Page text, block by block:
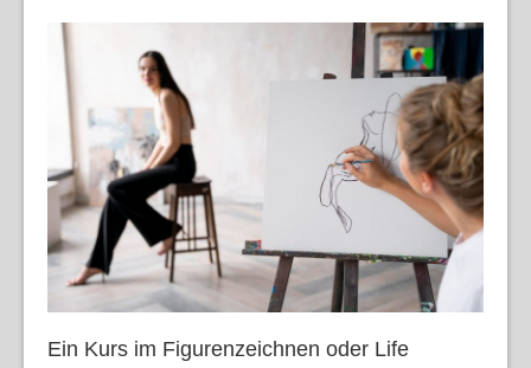
Ein Kurs im Figurenzeichnen oder Life